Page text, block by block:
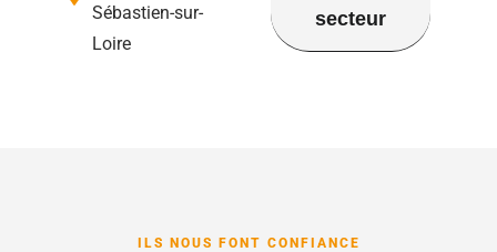
Sébastien-sur-
Loire
secteur
ILS NOUS FONT CONFIANCE